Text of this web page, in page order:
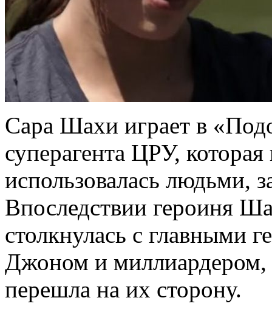
Сара Шахи играет в
суперагента ЦРУ,
использовалась людьми,
Впоследствии героиня
столкнулась с главными
Джоном и
перешла на их сторону.